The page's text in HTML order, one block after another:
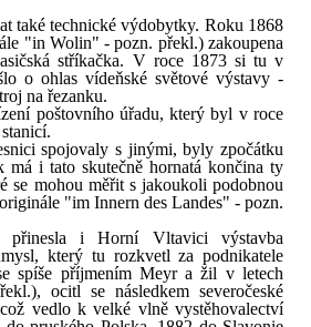
také technické výdobytky. Roku 1868
"in Wolin" - pozn. překl.) zakoupena
stříkačka. V roce 1873 si tu v
o ohlas vídeňské světové výstavy -
na řezanku.
poštovního úřadu, který byl v roce
spojovaly s jinými, byly zpočátku
má i tato skutečně hornatá končina ty
se mohou měřit s jakoukoli podobnou
"im Innern des Landes" - pozn.
přinesla i Horní Vltavici výstavba
který tu rozkvetl za podnikatele
spíše příjmením Meyr a žil v letech
ocitl se následkem severočeské
vedlo k velké vlně vystěhovalectví